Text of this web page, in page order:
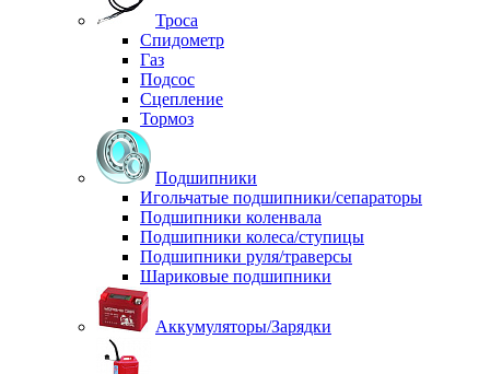
Троса
Спидометр
Газ
Подсос
Сцепление
Тормоз
Подшипники
Игольчатые подшипники/сепараторы
Подшипники коленвала
Подшипники колеса/ступицы
Подшипники руля/траверсы
Шариковые подшипники
Аккумуляторы/Зарядки